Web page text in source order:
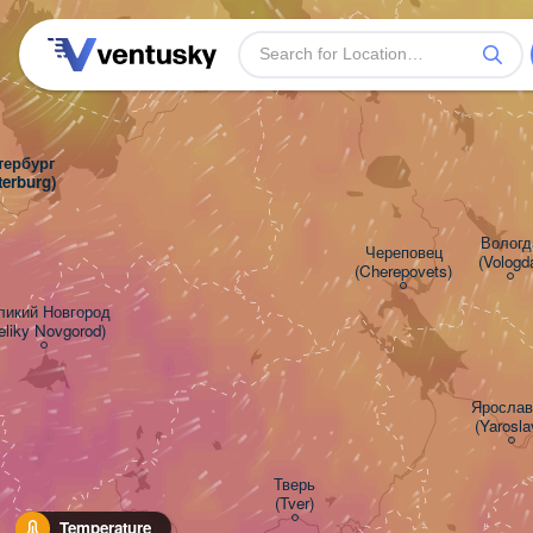
Temperature
Новгород
Novgorod)
Череповец
(Cherepovets)
Тверь
(Tver)